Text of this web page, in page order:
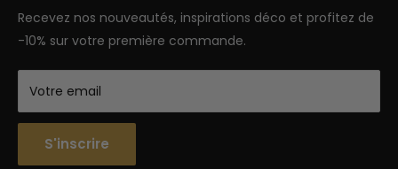
Semaine : 9h-18h | Week-end 9h-12h
Recevez nos nouveautés, inspirations déco et profitez de
-10% sur votre première commande.
Votre email
S'inscrire